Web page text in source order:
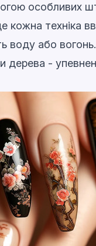
особливих
кожна техніка
воду або
дерева -